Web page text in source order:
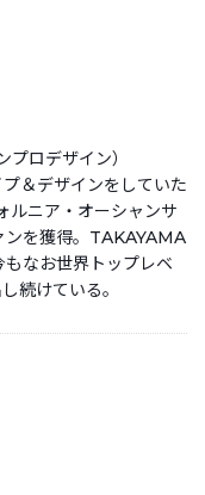
ロデザイン）
＆デザインをしていた
ルニア・オーシャンサ
ンを獲得。TAKAYAMA
なお世界トップレベ
続けている。